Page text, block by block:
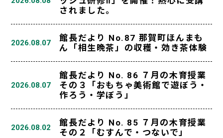
されました。
2026.08.07
館長だより No.87 那賀町ほんまも
ん「相生晩茶」の収穫・効き茶体験
2026.08.07
館長だより No. 86 ７月の木育授業
その３「おもちゃ美術館で遊ぼう・
作ろう・学ぼう」
2026.08.02
館長だより No. 85 ７月の木育授業
その２「むすんで・つないで」